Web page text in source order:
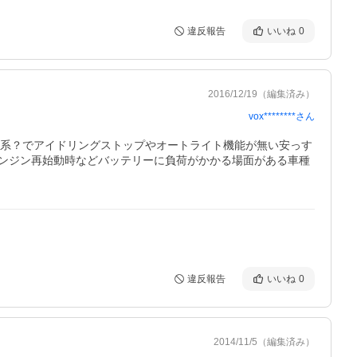
違反報告 いいね 0
2016/12/19 （編集済み）
vox********さん
？でアイドリングストップやオートライト機能が無い安っす
ン再始動時などバッテリーに負荷がかかる場面がある車種
違反報告 いいね 0
2014/11/5 （編集済み）